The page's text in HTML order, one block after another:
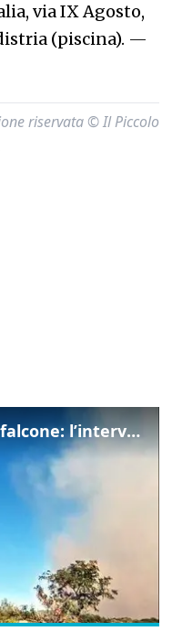
via IX Agosto,
(piscina). —
riservata © Il Piccolo
Incendio tra Duino e Monfalcone: l’intervento dei vigili del fuoco